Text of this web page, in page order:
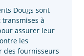
Dougs sont
transmises à
assurer leur
les
des fournisseurs